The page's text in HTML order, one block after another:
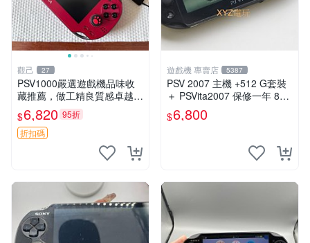
觀己 27
PSV1000嚴選遊戲機品味收
藏推薦，做工精良質感卓越
屏幕表現領先一代 無塑料廉
感 上手順滑 psv1000 psv100
0電玩 psv1000遊戲機
$6,820 95折
折扣碼
遊戲機 專賣店 5387
PSV 2007 主機 +512 G套裝
＋ PSVita2007 保修一年 8成
新以上 遊戲機 改好
$6,800